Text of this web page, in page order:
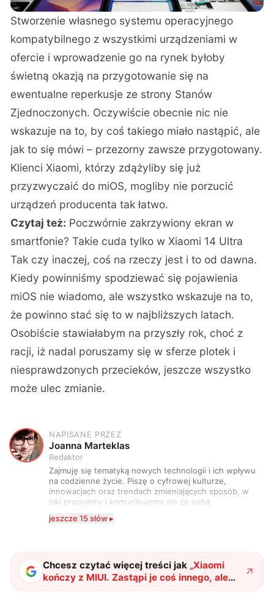
Stworzenie własnego systemu operacyjnego
kompatybilnego z wszystkimi urządzeniami w
ofercie i wprowadzenie go na rynek byłoby
świetną okazją na przygotowanie się na
ewentualne reperkusje ze strony Stanów
Zjednoczonych. Oczywiście obecnie nic nie
wskazuje na to, by coś takiego miało nastąpić, ale
jak to się mówi – przezorny zawsze przygotowany.
Klienci Xiaomi, którzy zdążyliby się już
przyzwyczaić do miOS, mogliby nie porzucić
urządzeń producenta tak łatwo.
Czytaj też: Poczwórnie zakrzywiony ekran w
smartfonie? Takie cuda tylko w Xiaomi 14 Ultra
Tak czy inaczej, coś na rzeczy jest i to od dawna.
Kiedy powinniśmy spodziewać się pojawienia
miOS nie wiadomo, ale wszystko wskazuje na to,
że powinno stać się to w najbliższych latach.
Osobiście stawiałabym na przyszły rok, choć z
racji, iż nadal poruszamy się w sferze plotek i
niesprawdzonych przecieków, jeszcze wszystko
może ulec zmianie.
J
NAPISANE PRZEZ
Joanna Marteklas
Redaktor
Zajmuję się tematyką nowych technologii i ich wpływu
na codzienne życie. Piszę o cyfrowej kulturze,
innowacjach oraz trendach zmieniających sposób, w
jaki pracujemy i komunikujemy się ze sobą.
technologii a współczesną popkulturą. W wolnych
jeszcze 15 słów ▸
Chcesz czytać więcej treści jak „Xiaomi
kończy z MIUI. Zastąpi je coś innego, ale
czy lepszego?"?